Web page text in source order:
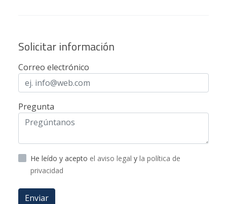
Solicitar información
Correo electrónico
Pregunta
He leído y acepto el aviso legal y la política de
privacidad
Enviar